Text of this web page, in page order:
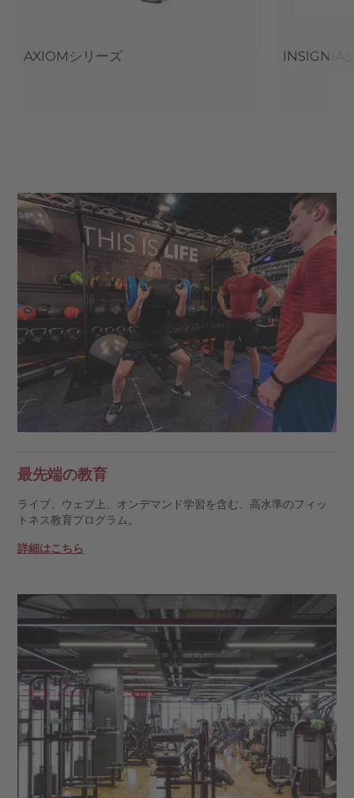
AXIOMシリーズ INSIGNIA
最先端の教育
ライブ、ウェブ上、オンデマンド学習を含む、高水準のフィッ
トネス教育プログラム。
詳細はこちら